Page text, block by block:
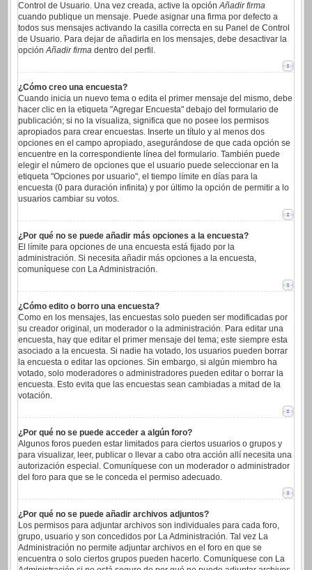
Control de Usuario. Una vez creada, active la opciónAñadir firma
cuando publique un mensaje. Puede asignar una firma por defecto a
todos sus mensajes activando la casilla correcta en su Panel de Control
de Usuario. Para dejar de añadirla en los mensajes, debe desactivar la
opciónAñadir firma dentro del perfil.
¿Cómo creo una encuesta?
Cuando inicia un nuevo tema o edita el primer mensaje del mismo, debe
hacer clic en la etiqueta "Agregar Encuesta" debajo del formulario de
publicación; si no la visualiza, significa que no posee los permisos
apropiados para crear encuestas. Inserte un título y al menos dos
opciones en el campo apropiado, asegurándose de que cada opción se
encuentre en la correspondiente línea del formulario. También puede
elegir el número de opciones que el usuario puede seleccionar en la
etiqueta "Opciones por usuario", el tiempo límite en días para la
encuesta (0 para duración infinita) y por último la opción de permitir a lo
usuarios cambiar su votos.
¿Por qué no se puede añadir más opciones a la encuesta?
El límite para opciones de una encuesta está fijado por la
administración. Si necesita añadir más opciones a la encuesta,
comuníquese con La Administración.
¿Cómo edito o borro una encuesta?
Como en los mensajes, las encuestas solo pueden ser modificadas por
su creador original, un moderador o la administración. Para editar una
encuesta, hay que editar el primer mensaje del tema; este siempre esta
asociado a la encuesta. Si nadie ha votado, los usuarios pueden borrar
la encuesta o editar las opciones. Sin embargo, si algún miembro ha
votado, solo moderadores o administradores pueden editar o borrar la
encuesta. Esto evita que las encuestas sean cambiadas a mitad de la
votación.
¿Por qué no se puede acceder a algún foro?
Algunos foros pueden estar limitados para ciertos usuarios o grupos y
para visualizar, leer, publicar o llevar a cabo otra acción allí necesita una
autorización especial. Comuníquese con un moderador o administrador
del foro para que se le conceda el permiso adecuado.
¿Por qué no se puede añadir archivos adjuntos?
Los permisos para adjuntar archivos son individuales para cada foro,
grupo, usuario y son concedidos por La Administración. Tal vez La
Administración no permite adjuntar archivos en el foro en que se
encuentra o solo ciertos grupos pueden hacerlo. Comuníquese con La